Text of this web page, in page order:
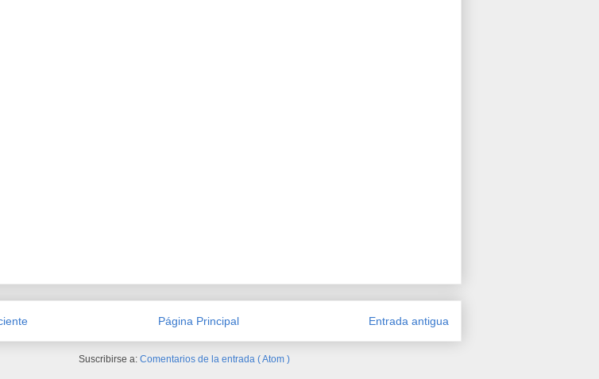
Entrada antigua
Página Principal
Suscribirse a: Comentarios de la entrada ( Atom )